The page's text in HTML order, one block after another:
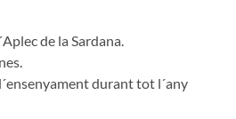
de la Sardana.
durant tot l´any